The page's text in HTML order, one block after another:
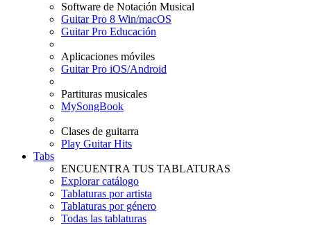
Software de Notación Musical
Guitar Pro 8 Win/macOS
Guitar Pro Educación
Aplicaciones móviles
Guitar Pro iOS/Android
Partituras musicales
MySongBook
Clases de guitarra
Play Guitar Hits
Tabs
ENCUENTRA TUS TABLATURAS
Explorar catálogo
Tablaturas por artista
Tablaturas por género
Todas las tablaturas